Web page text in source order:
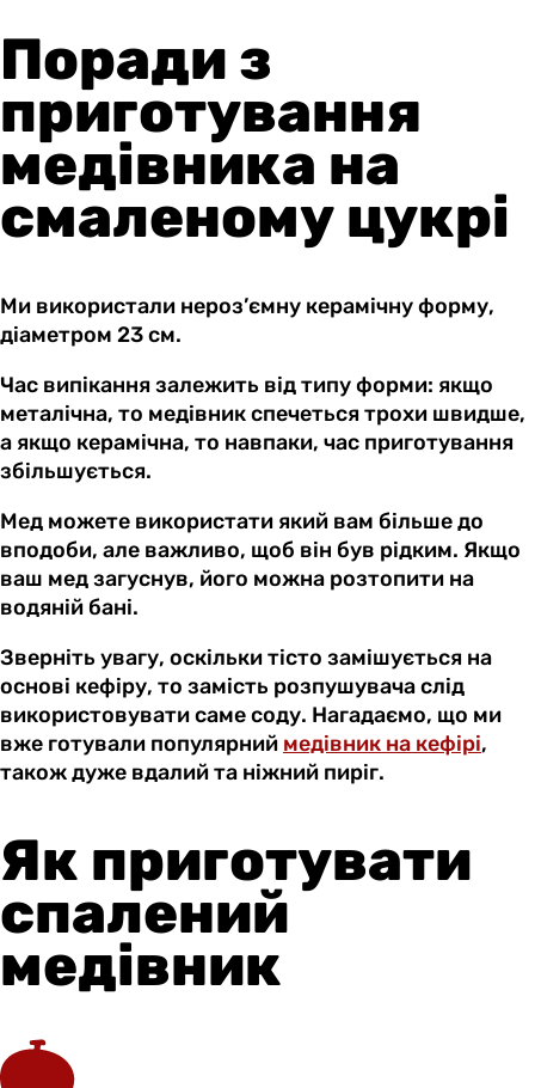
Поради з
приготування
медівника на
смаленому цукрі
Ми використали нероз’ємну керамічну форму,
діаметром 23 см.
Час випікання залежить від типу форми: якщо
металічна, то медівник спечеться трохи швидше,
а якщо керамічна, то навпаки, час приготування
збільшується.
Мед можете використати який вам більше до
вподоби, але важливо, щоб він був рідким. Якщо
ваш мед загуснув, його можна розтопити на
водяній бані.
Зверніть увагу, оскільки тісто замішується на
основі кефіру, то замість розпушувача слід
використовувати саме соду. Нагадаємо, що ми
вже готували популярний медівник на кефірі,
також дуже вдалий та ніжний пиріг.
Як приготувати
спалений
медівник